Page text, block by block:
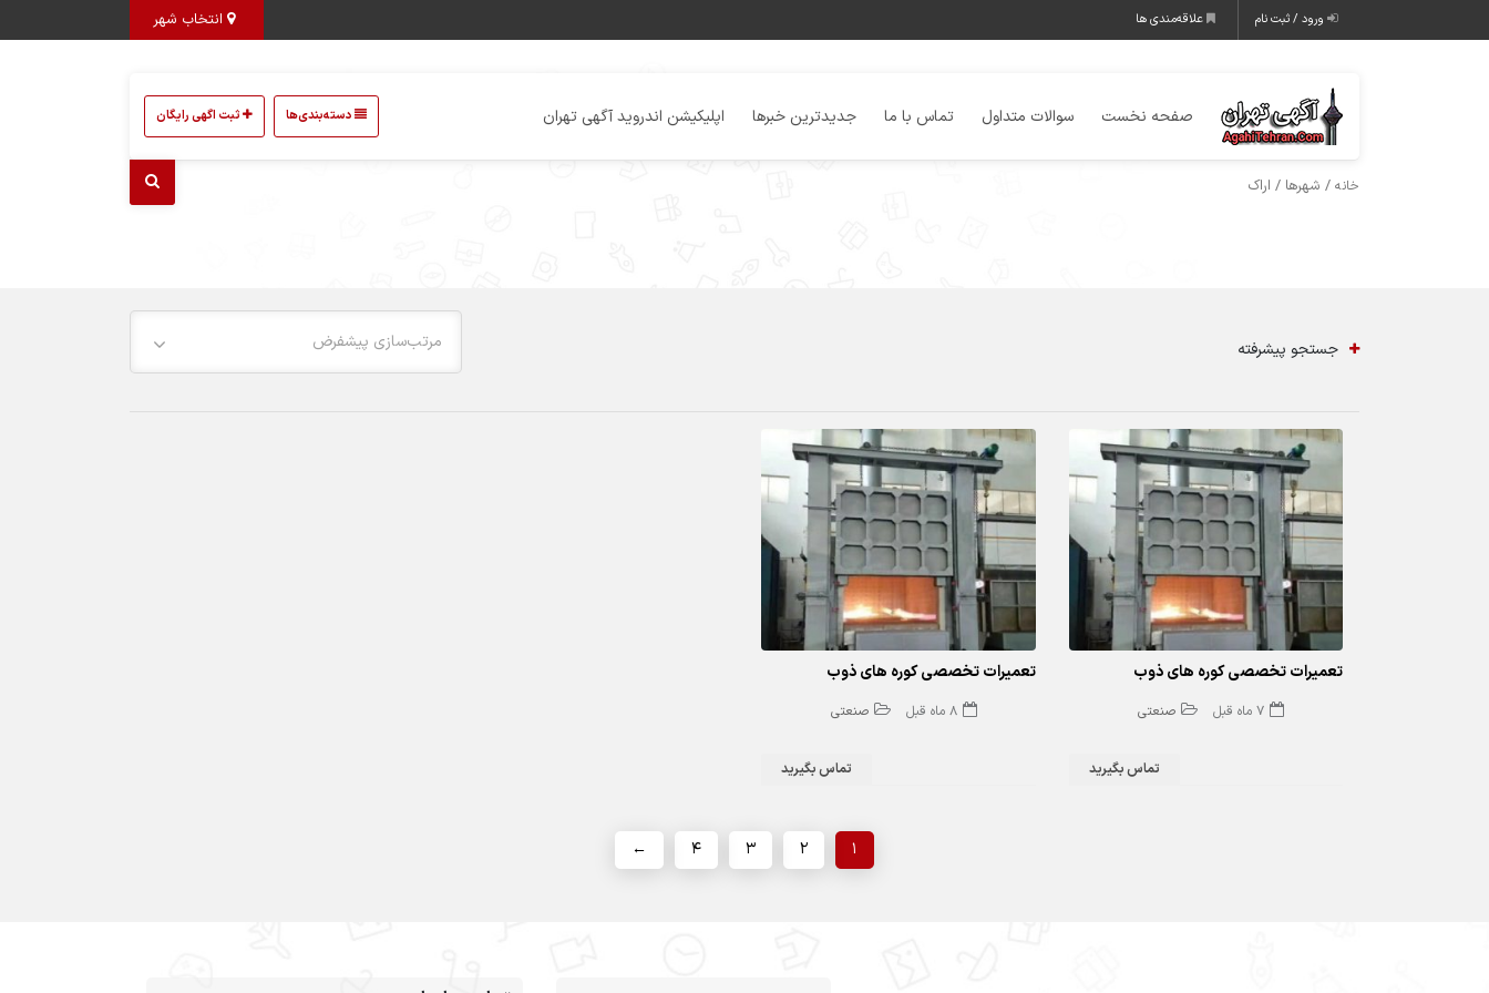
انتخاب شهر ورود / ثبت نام علاقه‌مندی ها
صفحه نخست سوالات متداول تماس با ما جدیدترین خبرها اپلیکیشن اندروید آگهی تهران دسته‌بندی‌ها ثبت اگهی رایگان
خانه / شهرها / اراک
مرتب‌سازی پیشفرض جستجو پیشرفته
تماس بگیرید
تعمیرات تخصصی کوره های ذوب
7 ماه قبل صنعتی
تماس بگیرید
تعمیرات تخصصی کوره های ذوب
8 ماه قبل صنعتی
1
2
3
4
←